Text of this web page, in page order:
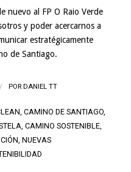
nuevo al FP O Raio Verde
y poder acercarnos a
estratégicamente
de Santiago.
/ POR DANIEL TT
, CAMINO DE SANTIAGO,
, CAMINO SOSTENIBLE,
, NUEVAS